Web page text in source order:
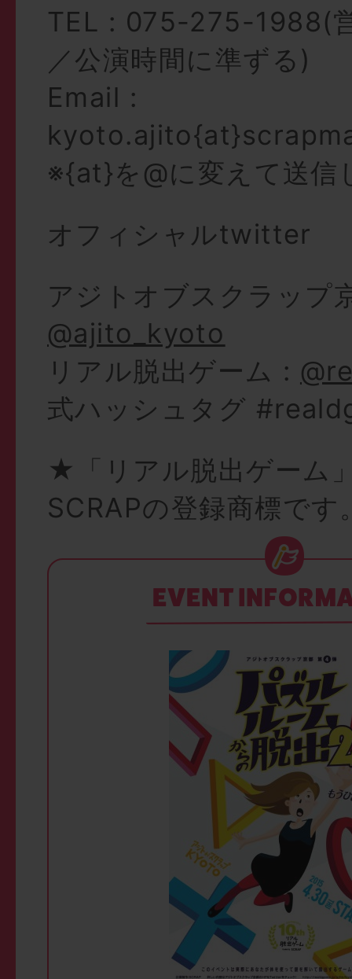
TEL : 075-275-1988(
／公演時間に準ずる)
Email :
※{at}を@に変えて送信
オフィシャルtwitter
アジトオブスクラップ
@ajito_kyoto
リアル脱出ゲーム :
式ハッシュタグ
★「リアル脱出ゲーム
SCRAPの登録商標です